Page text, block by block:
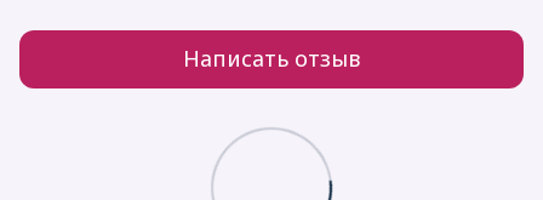
Написать отзыв